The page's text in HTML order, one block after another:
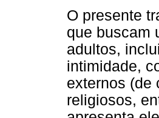
O presente
que buscam
adultos,
intimidade,
externos (de
religiosos,